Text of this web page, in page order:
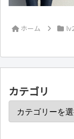
ホーム
カテゴリ